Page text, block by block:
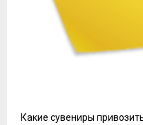
Какие сувениры